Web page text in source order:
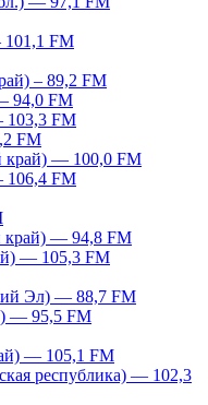
FM
– 89,2 FM
94,0 FM
103,3 FM
FM
край) — 100,0 FM
106,4 FM
край) — 94,8 FM
— 105,3 FM
Эл) — 88,7 FM
— 95,5 FM
— 105,1 FM
республика) — 102,3